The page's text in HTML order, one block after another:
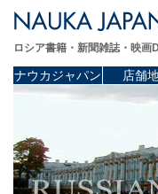
ロシア書籍・新聞雑誌・映
ナウカジャパン 店舗